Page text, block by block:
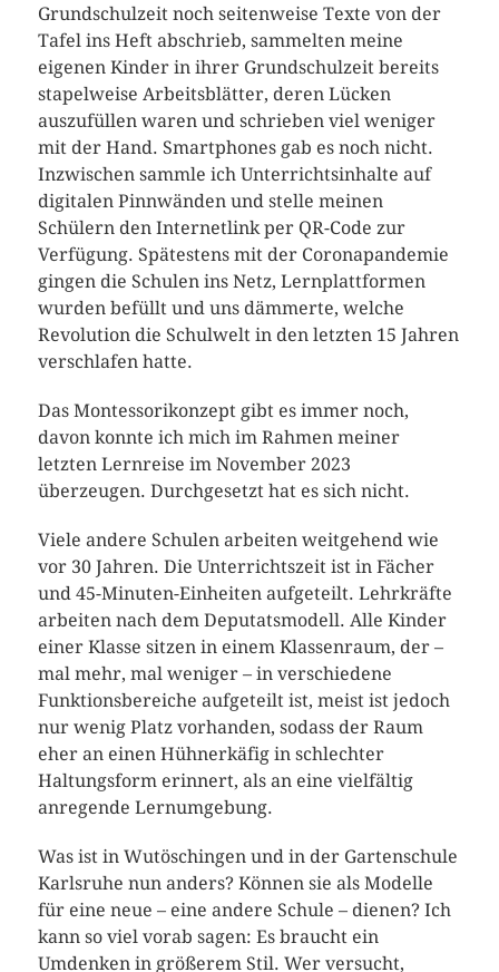
Grundschulzeit noch seitenweise Texte von der
Tafel ins Heft abschrieb, sammelten meine
eigenen Kinder in ihrer Grundschulzeit bereits
stapelweise Arbeitsblätter, deren Lücken
auszufüllen waren und schrieben viel weniger
mit der Hand. Smartphones gab es noch nicht.
Inzwischen sammle ich Unterrichtsinhalte auf
digitalen Pinnwänden und stelle meinen
Schülern den Internetlink per QR-Code zur
Verfügung. Spätestens mit der Coronapandemie
gingen die Schulen ins Netz, Lernplattformen
wurden befüllt und uns dämmerte, welche
Revolution die Schulwelt in den letzten 15 Jahren
verschlafen hatte.
Das Montessorikonzept gibt es immer noch,
davon konnte ich mich im Rahmen meiner
letzten Lernreise im November 2023
überzeugen. Durchgesetzt hat es sich nicht.
Viele andere Schulen arbeiten weitgehend wie
vor 30 Jahren. Die Unterrichtszeit ist in Fächer
und 45-Minuten-Einheiten aufgeteilt. Lehrkräfte
arbeiten nach dem Deputatsmodell. Alle Kinder
einer Klasse sitzen in einem Klassenraum, der –
mal mehr, mal weniger – in verschiedene
Funktionsbereiche aufgeteilt ist, meist ist jedoch
nur wenig Platz vorhanden, sodass der Raum
eher an einen Hühnerkäfig in schlechter
Haltungsform erinnert, als an eine vielfältig
anregende Lernumgebung.
Was ist in Wutöschingen und in der Gartenschule
Karlsruhe nun anders? Können sie als Modelle
für eine neue – eine andere Schule – dienen? Ich
kann so viel vorab sagen: Es braucht ein
Umdenken in größerem Stil. Wer versucht,